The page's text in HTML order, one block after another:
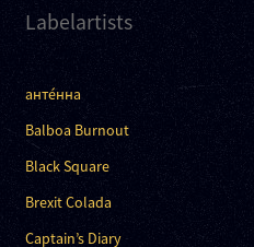
Labelartists
анте́нна
Balboa Burnout
Black Square
Brexit Colada
Captain’s Diary